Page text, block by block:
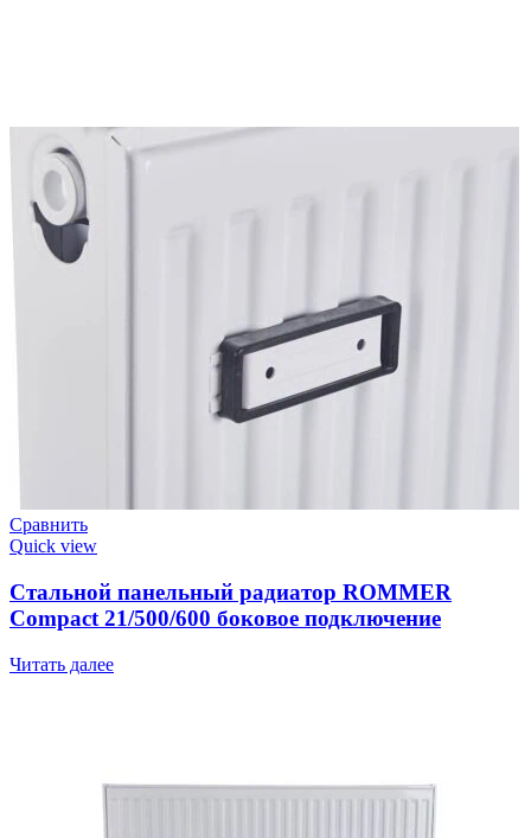
Сравнить
Quick view
Стальной панельный радиатор ROMMER
Compact 21/500/600 боковое подключение
Читать далее